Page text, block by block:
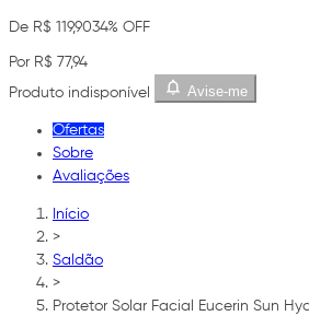
De R$ 119,9034% OFF
Por R$ 77,94
Produto indisponível
Avise-me
Ofertas
Sobre
Avaliações
Início
>
Saldão
>
Protetor Solar Facial Eucerin Sun